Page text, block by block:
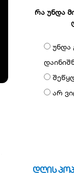
რა უნდა
უნდა
არ
დღის